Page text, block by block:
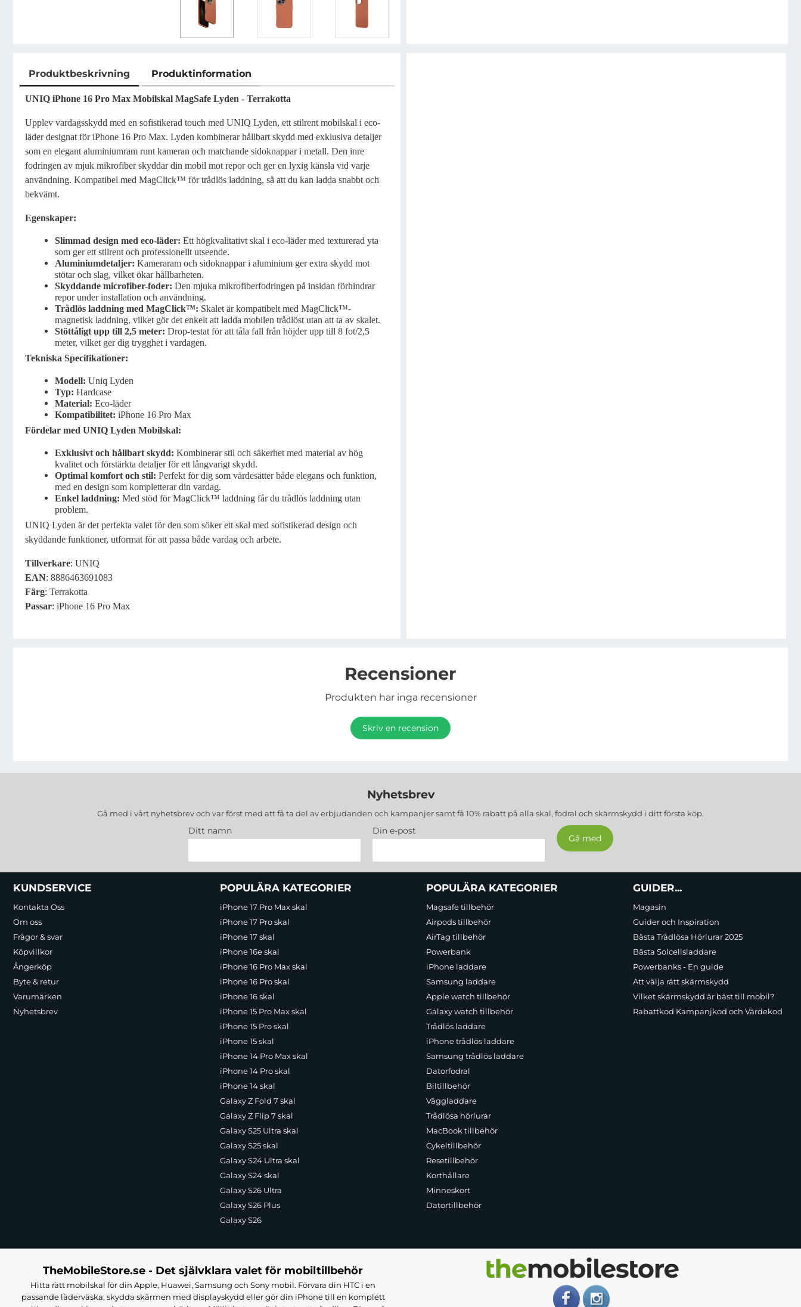
Produktbeskrivning Produktinformation
Produktbeskrivning
UNIQ iPhone 16 Pro Max Mobilskal MagSafe Lyden - Terrakotta
Upplev vardagsskydd med en sofistikerad touch med UNIQ Lyden, ett stilrent mobilskal i eco-
läder designat för iPhone 16 Pro Max. Lyden kombinerar hållbart skydd med exklusiva detaljer
som en elegant aluminiumram runt kameran och matchande sidoknappar i metall. Den inre
fodringen av mjuk mikrofiber skyddar din mobil mot repor och ger en lyxig känsla vid varje
användning. Kompatibel med MagClick™ för trådlös laddning, så att du kan ladda snabbt och
bekvämt.
Egenskaper:
Slimmad design med eco-läder: Ett högkvalitativt skal i eco-läder med texturerad yta
som ger ett stilrent och professionellt utseende.
Aluminiumdetaljer: Kameraram och sidoknappar i aluminium ger extra skydd mot
stötar och slag, vilket ökar hållbarheten.
Skyddande microfiber-foder: Den mjuka mikrofiberfodringen på insidan förhindrar
repor under installation och användning.
Trådlös laddning med MagClick™: Skalet är kompatibelt med MagClick™-
magnetisk laddning, vilket gör det enkelt att ladda mobilen trådlöst utan att ta av skalet.
Stöttåligt upp till 2,5 meter: Drop-testat för att tåla fall från höjder upp till 8 fot/2,5
meter, vilket ger dig trygghet i vardagen.
Tekniska Specifikationer:
Modell: Uniq Lyden
Typ: Hardcase
Material: Eco-läder
Kompatibilitet: iPhone 16 Pro Max
Fördelar med UNIQ Lyden Mobilskal:
Exklusivt och hållbart skydd: Kombinerar stil och säkerhet med material av hög
kvalitet och förstärkta detaljer för ett långvarigt skydd.
Optimal komfort och stil: Perfekt för dig som värdesätter både elegans och funktion,
med en design som kompletterar din vardag.
Enkel laddning: Med stöd för MagClick™ laddning får du trådlös laddning utan
problem.
UNIQ Lyden är det perfekta valet för den som söker ett skal med sofistikerad design och
skyddande funktioner, utformat för att passa både vardag och arbete.
Tillverkare: UNIQ
EAN: 8886463691083
Färg: Terrakotta
Passar: iPhone 16 Pro Max
Recensioner
Produkten har inga recensioner
Skriv en recension
Nyhetsbrev
Gå med i vårt nyhetsbrev och var först med att få ta del av erbjudanden och kampanjer samt få 10% rabatt på alla skal, fodral och skärmskydd i ditt första köp.
Ditt namn Din e-post
Sidfot Blandad info och länkar
KUNDSERVICE
Kontakta Oss
Om oss
Frågor & svar
Köpvillkor
Ångerköp
Byte & retur
Varumärken
Nyhetsbrev
POPULÄRA KATEGORIER
iPhone 17 Pro Max skal
iPhone 17 Pro skal
iPhone 17 skal
iPhone 16e skal
iPhone 16 Pro Max skal
iPhone 16 Pro skal
iPhone 16 skal
iPhone 15 Pro Max skal
iPhone 15 Pro skal
iPhone 15 skal
iPhone 14 Pro Max skal
iPhone 14 Pro skal
iPhone 14 skal
Galaxy Z Fold 7 skal
Galaxy Z Flip 7 skal
Galaxy S25 Ultra skal
Galaxy S25 skal
Galaxy S24 Ultra skal
Galaxy S24 skal
Galaxy S26 Ultra
Galaxy S26 Plus
Galaxy S26
POPULÄRA KATEGORIER
Magsafe tillbehör
Airpods tillbehör
AirTag tillbehör
Powerbank
iPhone laddare
Samsung laddare
Apple watch tillbehör
Galaxy watch tillbehör
Trådlös laddare
iPhone trådlös laddare
Samsung trådlös laddare
Datorfodral
Biltillbehör
Väggladdare
Trådlösa hörlurar
MacBook tillbehör
Cykeltillbehör
Resetillbehör
Korthållare
Minneskort
Datortillbehör
GUIDER...
Magasin
Guider och Inspiration
Bästa Trådlösa Hörlurar 2025
Bästa Solcellsladdare
Powerbanks - En guide
Att välja rätt skärmskydd
Vilket skärmskydd är bäst till mobil?
Rabattkod Kampanjkod och Värdekod
TheMobileStore.se - Det självklara valet för mobiltillbehör
Hitta rätt mobilskal för din Apple, Huawei, Samsung och Sony mobil. Förvara din HTC i en
passande läderväska, skydda skärmen med displayskydd eller gör din iPhone till en komplett